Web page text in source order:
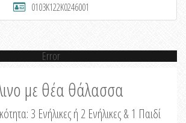
0103K122K0246001
Error
με θέα θάλασσα
3 Ενήλικες ή 2 Ενήλικες & 1 Παιδί